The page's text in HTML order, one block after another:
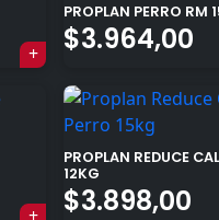
PROPLAN PERRO RM
$3.964,00
PROPLAN REDUCE
12KG
$3.898,00